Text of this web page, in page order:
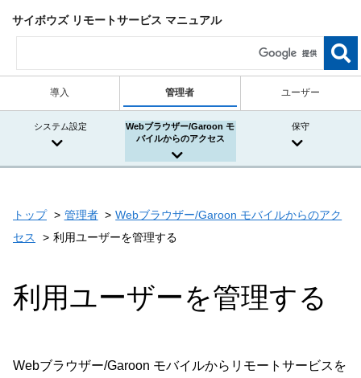
サイボウズ リモートサービス マニュアル
導入 管理者 ユーザー
システム設定
Webブラウザー/Garoon モ
バイルからのアクセス
保守
トップ 管理者
Webブラウザー/Garoon モバイルからのアク
セス
利用ユーザーを管理する
利用ユーザーを管理する
Webブラウザー/Garoon モバイルからリモートサービスを